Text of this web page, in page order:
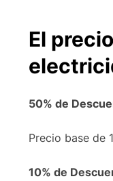
El
50% de
Precio base de
10% de